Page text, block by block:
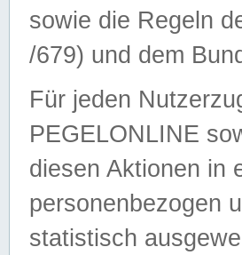
sowie die Regeln
/679) und dem
Für jeden
PEGELONLINE
diesen Aktionen in
personenbezogen
statistisch